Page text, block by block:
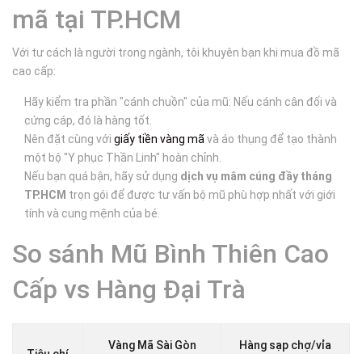
mã tại TP.HCM
Với tư cách là người trong ngành, tôi khuyên bạn khi mua đồ mã
cao cấp:
Hãy kiểm tra phần "cánh chuồn" của mũ: Nếu cánh cân đối và
cứng cáp, đó là hàng tốt.
Nên đặt cùng với giấy tiền vàng mã và áo thụng để tạo thành
một bộ "Y phục Thần Linh" hoàn chỉnh.
Nếu bạn quá bận, hãy sử dụng dịch vụ mâm cúng đầy tháng
TP.HCM trọn gói để được tư vấn bộ mũ phù hợp nhất với giới
tính và cung mệnh của bé.
So sánh Mũ Bình Thiên Cao
Cấp vs Hàng Đại Trà
Vàng Mã Sài Gòn
Hàng sạp chợ/vỉa